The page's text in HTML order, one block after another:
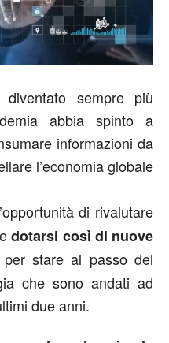
sempre più
abbia spinto a
informazioni da
l’economia globale
di rivalutare
dotarsi così di nuove
per stare al passo del
che sono andati ad
due anni.